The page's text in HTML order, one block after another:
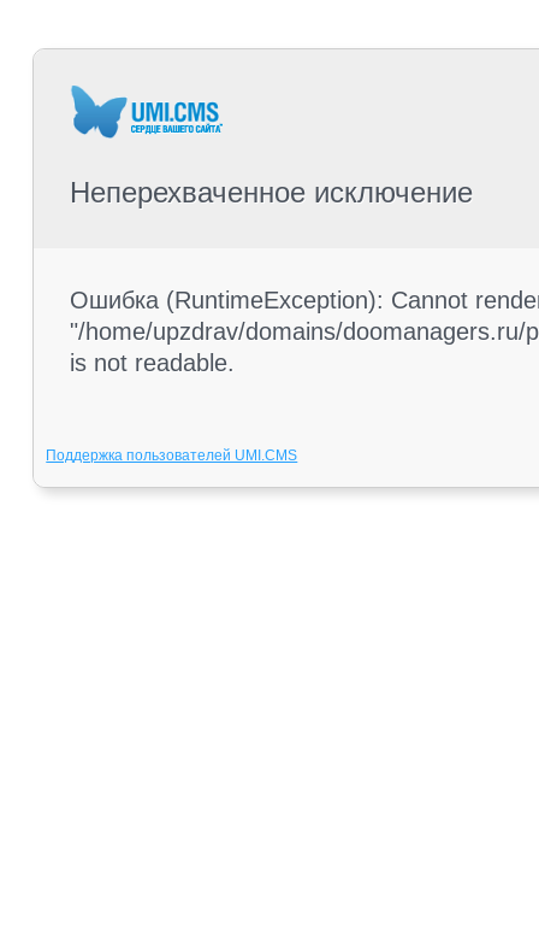
Неперехваченное исключение
Ошибка (RuntimeException): Cannot
"/home/upzdrav/domains/
is not readable.
Поддержка пользователей UMI.CMS